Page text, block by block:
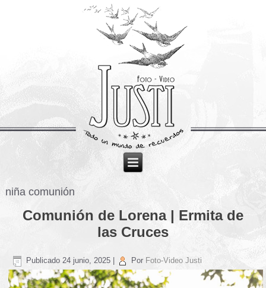
niña comunión
Comunión de Lorena | Ermita de
las Cruces
Publicado 24 junio, 2025 Por Foto-Video Justi